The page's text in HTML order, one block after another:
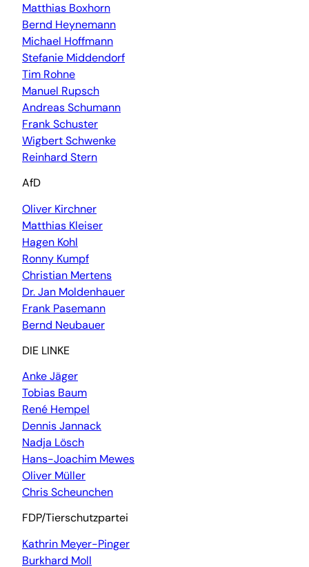
Matthias Boxhorn
Bernd Heynemann
Michael Hoffmann
Stefanie Middendorf
Tim Rohne
Manuel Rupsch
Andreas Schumann
Frank Schuster
Wigbert Schwenke
Reinhard Stern
AfD
Oliver Kirchner
Matthias Kleiser
Hagen Kohl
Ronny Kumpf
Christian Mertens
Dr. Jan Moldenhauer
Frank Pasemann
Bernd Neubauer
DIE LINKE
Anke Jäger
Tobias Baum
René Hempel
Dennis Jannack
Nadja Lösch
Hans-Joachim Mewes
Oliver Müller
Chris Scheunchen
FDP/Tierschutzpartei
Kathrin Meyer-Pinger
Burkhard Moll